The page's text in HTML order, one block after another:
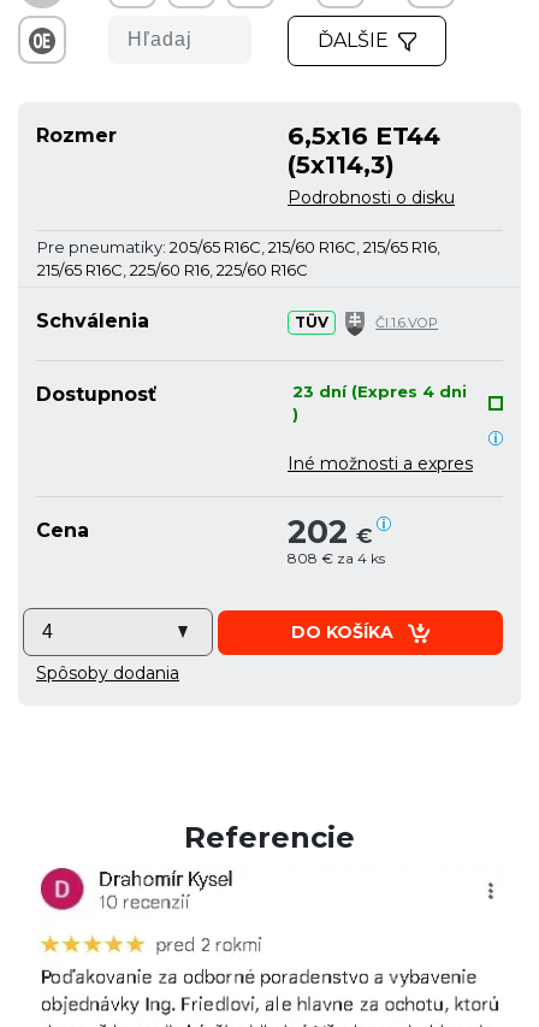
ĎALŠIE
Rozmer
6,5x16 ET44
(5x114,3)
Podrobnosti o disku
Schválenia TÜV Čl.1.6.VOP
Dostupnosť
23 dní (Expres 4 dni
)
Iné možnosti a expres
Cena 202 €
808 € za 4 ks
DO KOŠÍKA
Spôsoby dodania
Pre pneumatiky: 205/65 R16C,215/60 R16C,215/65 R16,
215/65 R16C,225/60 R16,225/60 R16C
Referencie